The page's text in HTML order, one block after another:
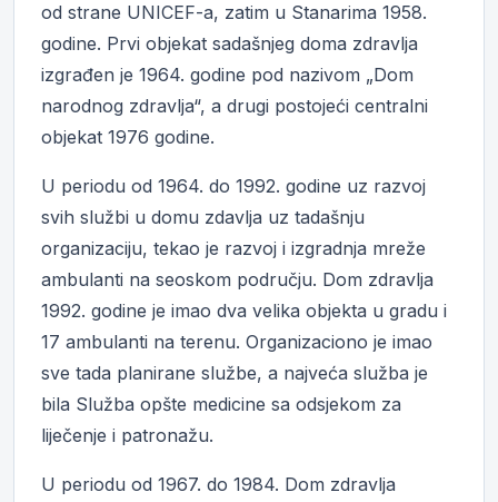
od strane UNICEF-a, zatim u Stanarima 1958.
godine. Prvi objekat sadašnjeg doma zdravlja
izgrađen je 1964. godine pod nazivom „Dom
narodnog zdravlja“, a drugi postojeći centralni
objekat 1976 godine.
U periodu od 1964. do 1992. godine uz razvoj
svih službi u domu zdavlja uz tadašnju
organizaciju, tekao je razvoj i izgradnja mreže
ambulanti na seoskom području. Dom zdravlja
1992. godine je imao dva velika objekta u gradu i
17 ambulanti na terenu. Organizaciono je imao
sve tada planirane službe, a najveća služba je
bila Služba opšte medicine sa odsjekom za
liječenje i patronažu.
U periodu od 1967. do 1984. Dom zdravlja